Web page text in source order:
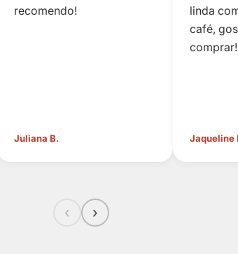
recomendo!
Juliana B.
linda
café,
comprar!
Jaqueline
‹ ›